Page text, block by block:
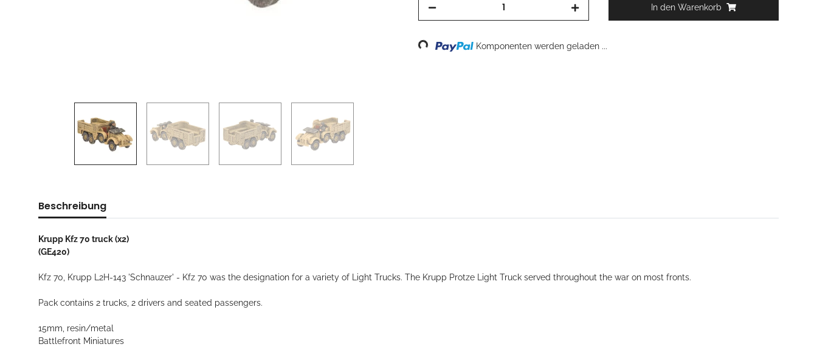
In den Warenkorb
Loading... Komponenten werden geladen ...
Beschreibung
Krupp Kfz 70 truck (x2)
(GE420)
Kfz 70, Krupp L2H-143 'Schnauzer' - Kfz 70 was the designation for a variety of Light Trucks. The Krupp Protze Light Truck served throughout the war on most fronts.
Pack contains 2 trucks, 2 drivers and seated passengers.
15mm, resin/metal
Battlefront Miniatures